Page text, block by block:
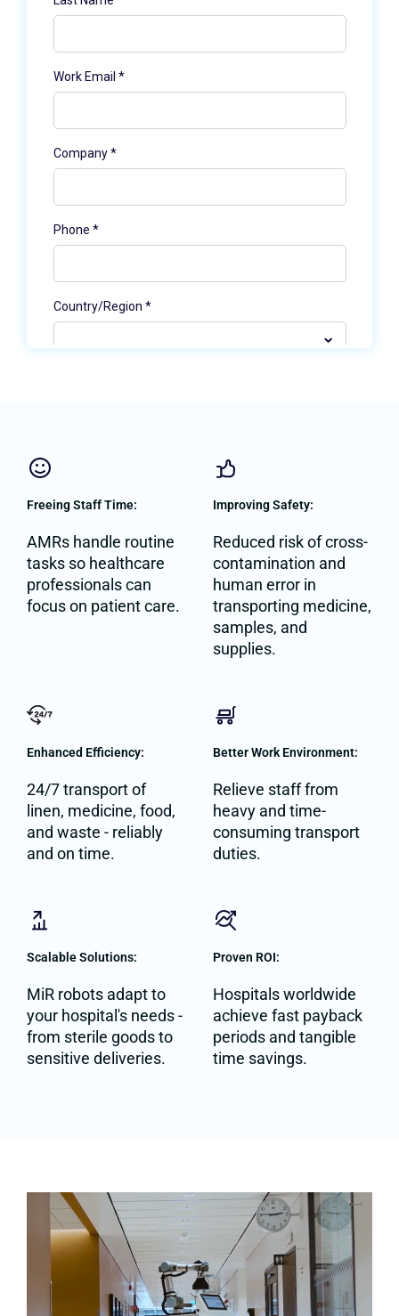
Freeing Staff Time:
AMRs handle routine
tasks so healthcare
professionals can
focus on patient care.
Improving Safety:
Reduced risk of cross-
contamination and
human error in
transporting medicine,
samples, and
supplies.
Enhanced Efficiency:
24/7 transport of
linen, medicine, food,
and waste - reliably
and on time.
Better Work Environment:
Relieve staff from
heavy and time-
consuming transport
duties.
Scalable Solutions:
MiR robots adapt to
your hospital's needs -
from sterile goods to
sensitive deliveries.
Proven ROI:
Hospitals worldwide
achieve fast payback
periods and tangible
time savings.